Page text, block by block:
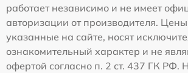
работает независимо и не имеет
авторизации от производителя.
указанные на сайте, носят
ознакомительный характер и не
офертой согласно п. 2 ст. 437 ГК РФ.